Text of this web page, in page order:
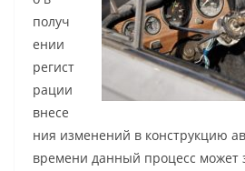
получ
ении
регист
рации
внесе
ния изменений в конструкцию
времени данный процесс может